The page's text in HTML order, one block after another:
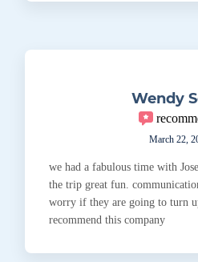
Wendy
March 22,
we had a fabulous time with
the trip great fun.
worry if they are going to turn
recommend this company